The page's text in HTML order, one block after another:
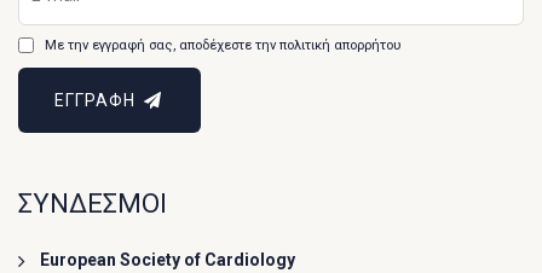
Με την εγγραφή σας, αποδέχεστε την πολιτική απορρήτου
ΕΓΓΡΑΦΗ
ΣΥΝΔΕΣΜΟΙ
European Society of Cardiology